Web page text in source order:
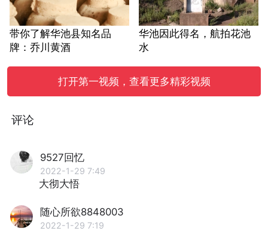
带你了解华池县知名品
牌：乔川黄酒
华池因此得名，航拍花池
水
打开第一视频，查看更多精彩视频
评论
9527回忆
2022-1-29 7:49
大彻大悟
随心所欲8848003
2022-1-29 7:19